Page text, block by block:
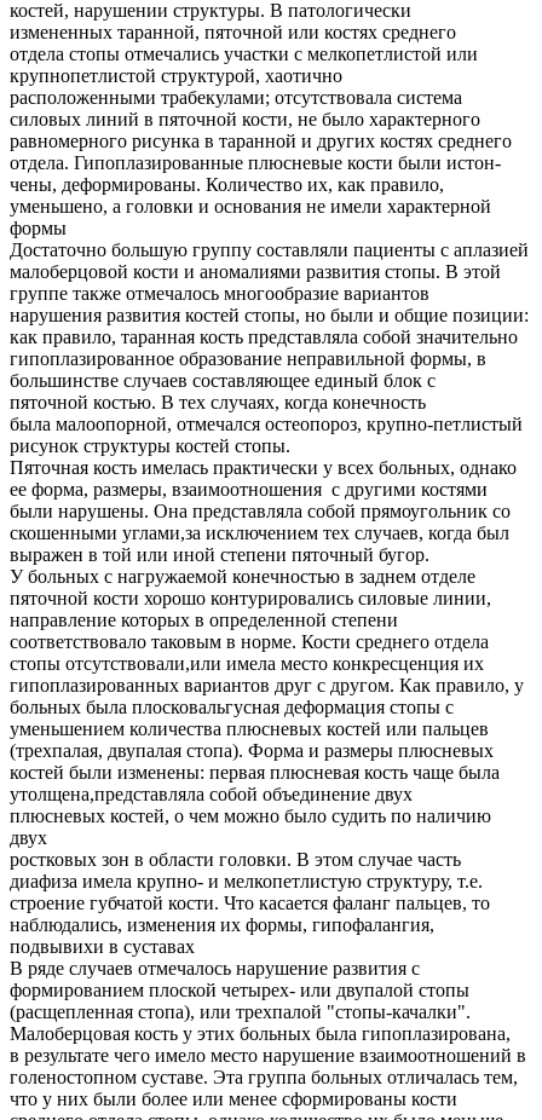
костей, нарушении структуры. В патологически
измененных таранной, пяточной или костях среднего
отдела стопы отмечались участки с мелкопетлистой или
крупнопетлистой структурой, хаотично
расположенными трабекулами; отсутствовала система
силовых линий в пяточной кости, не было характерного
равномерного рисунка в таранной и других костях среднего
отдела. Гипоплазированные плюсневые кости были истон-
чены, деформированы. Количество их, как правило,
уменьшено, а головки и основания не имели характерной
формы
Достаточно большую группу составляли пациенты с аплазией
малоберцовой кости и аномалиями развития стопы. В этой
группе также отмечалось многообразие вариантов
нарушения развития костей стопы, но были и общие позиции:
как правило, таранная кость представляла собой значительно
гипоплазированное образование неправильной формы, в
большинстве случаев составляющее единый блок с
пяточной костью. В тех случаях, когда конечность
была малоопорной, отмечался остеопороз, крупно-петлистый
рисунок структуры костей стопы.
Пяточная кость имелась практически у всех больных, однако
ее форма, размеры, взаимоотношения с другими костями
были нарушены. Она представляла собой прямоугольник со
скошенными углами,за исключением тех случаев, когда был
выражен в той или иной степени пяточный бугор.
У больных с нагружаемой конечностью в заднем отделе
пяточной кости хорошо контурировались силовые линии,
направление которых в определенной степени
соответствовало таковым в норме. Кости среднего отдела
стопы отсутствовали,или имела место конкресценция их
гипоплазированных вариантов друг с другом. Как правило, у
больных была плосковальгусная деформация стопы с
уменьшением количества плюсневых костей или пальцев
(трехпалая, двупалая стопа). Форма и размеры плюсневых
костей были изменены: первая плюсневая кость чаще была
утолщена,представляла собой объединение двух
плюсневых костей, о чем можно было судить по наличию
двух
ростковых зон в области головки. В этом случае часть
диафиза имела крупно- и мелкопетлистую структуру, т.е.
строение губчатой кости. Что касается фаланг пальцев, то
наблюдались, изменения их формы, гипофалангия,
подвывихи в суставах
В ряде случаев отмечалось нарушение развития с
формированием плоской четырех- или двупалой стопы
(расщепленная стопа), или трехпалой "стопы-качалки".
Малоберцовая кость у этих больных была гипоплазирована,
в результате чего имело место нарушение взаимоотношений в
голеностопном суставе. Эта группа больных отличалась тем,
что у них были более или менее сформированы кости